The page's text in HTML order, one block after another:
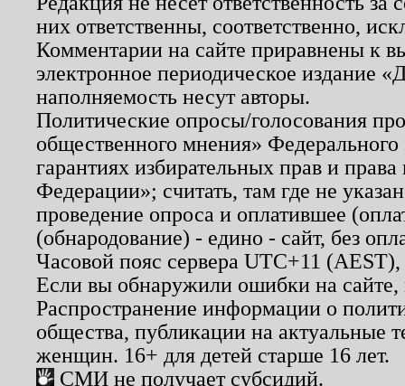
них ответственны, соответственно,
Комментарии на сайте приравнены к
электронное периодическое издание
наполняемость несут авторы.
Политические опросы/голосования
общественного мнения»
гарантиях избирательных прав и
Федерации»; считать, там где не
проведение опроса и оплатившее
(обнародование) - едино - сайт, без
Часовой пояс сервера UTC+11
Если вы обнаружили ошибки на
Распространение информации о
общества, публикации на актуальные
женщин. 16+ для детей старше 16 лет.
СМИ не получает субсидий.